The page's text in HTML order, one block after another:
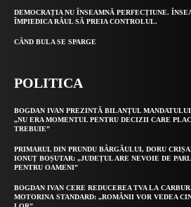
DEMOCRAȚIA NU ÎNSEAMNĂ PERFECȚIUNE.
ÎMPIEDICA RĂUL SĂ PREIA CONTROLUL.
CÂND BULA SE SPARGE
POLITICA
BOGDAN IVAN PREZINTĂ BILANȚUL
„NU ERA MOMENTUL PENTRU DECIZII CARE
TREBUIE”
PRIMARUL DIN PRUNDU BÂRGĂULUI, DORU
IONUȚ BOȘUTAR: „JUDEȚUL ARE NEVOIE DE
PENTRU OAMENI”
BOGDAN IVAN CERE REDUCEREA TVA LA
MOTORINA STANDARD: „ROMÂNII VOR VEDEA